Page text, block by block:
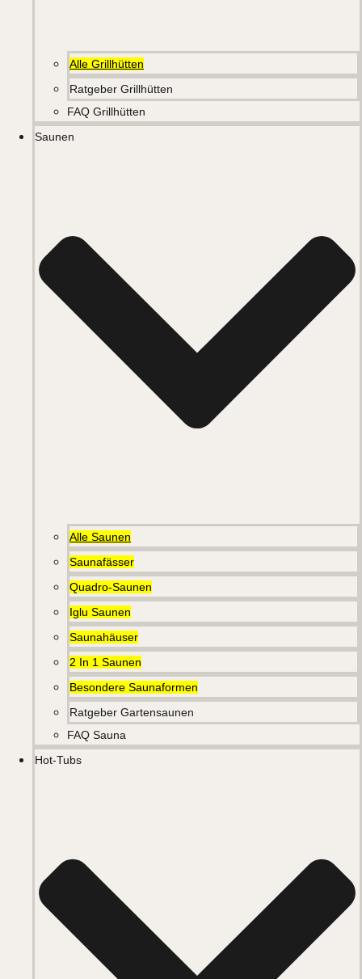
Alle Grillhütten
Ratgeber Grillhütten
FAQ Grillhütten
Saunen
Alle Saunen
Saunafässer
Quadro-Saunen
Iglu Saunen
Saunahäuser
2 In 1 Saunen
Besondere Saunaformen
Ratgeber Gartensaunen
FAQ Sauna
Hot-Tubs